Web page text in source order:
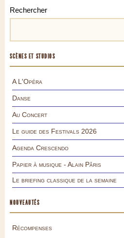
Rechercher
SCÈNES ET STUDIOS
A L'Opéra
Danse
Au Concert
Le guide des Festivals 2026
Agenda Crescendo
Papier à musique - Alain Pâris
Le briefing classique de la semaine
NOUVEAUTÉS
Récompenses